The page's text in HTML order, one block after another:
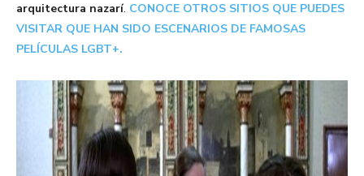
arquitectura nazarí. CONOCE OTROS SITIOS QUE PUEDES
VISITAR QUE HAN SIDO ESCENARIOS DE FAMOSAS
PELÍCULAS LGBT+.